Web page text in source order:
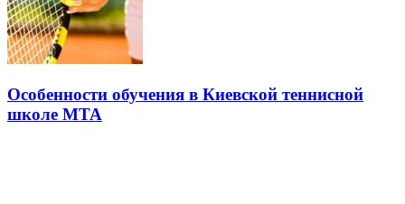
Особенности обучения в Киевской теннисной
школе МТА